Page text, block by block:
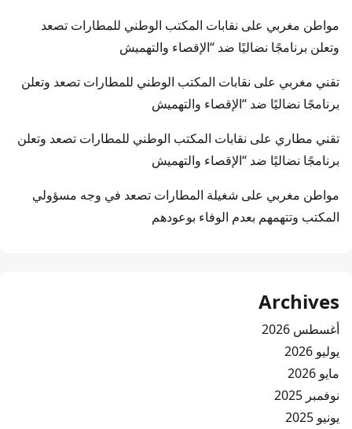
مواطن مغربي على نقابات المكتب الوطني للمطارات تصعد
وتعلن برنامجًا نضاليًا ضد “الإقصاء والتهميش
تقني مغربي على نقابات المكتب الوطني للمطارات تصعد وتعلن
برنامجًا نضاليًا ضد “الإقصاء والتهميش
تقني مطاري على نقابات المكتب الوطني للمطارات تصعد وتعلن
برنامجًا نضاليًا ضد “الإقصاء والتهميش
مواطن مغربي على شغيلة المطارات تصعد في وجه مسؤولي
المكتب وتتهمهم بعدم الوفاء بوعودهم
Archives
أغسطس 2026
يوليو 2026
مايو 2026
نوفمبر 2025
يونيو 2025